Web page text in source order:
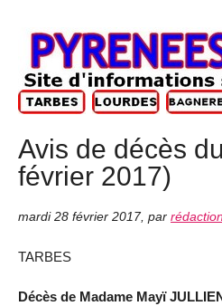
Avis de décès
février 2017)
mardi 28 février 2017, par rédaction
TARBES
Décès de Madame Mayï